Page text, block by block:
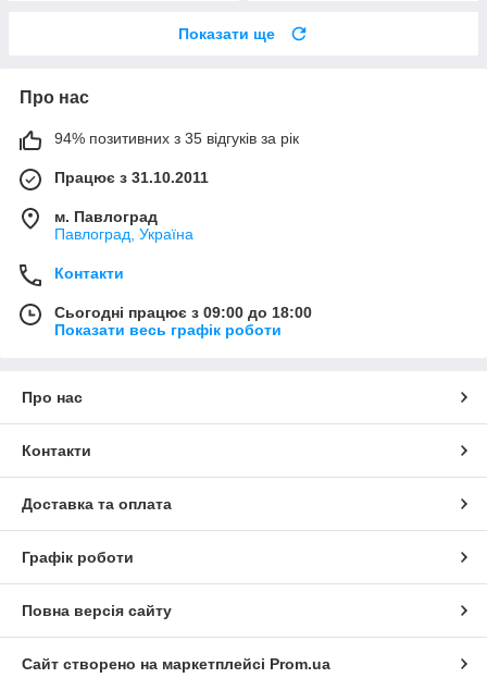
Показати ще
Про нас
94% позитивних з 35 відгуків за рік
Працює з 31.10.2011
м. Павлоград
Павлоград, Україна
Контакти
Сьогодні працює з 09:00 до 18:00
Показати весь графік роботи
Про нас
Контакти
Доставка та оплата
Графік роботи
Повна версія сайту
Сайт створено на маркетплейсі Prom.ua